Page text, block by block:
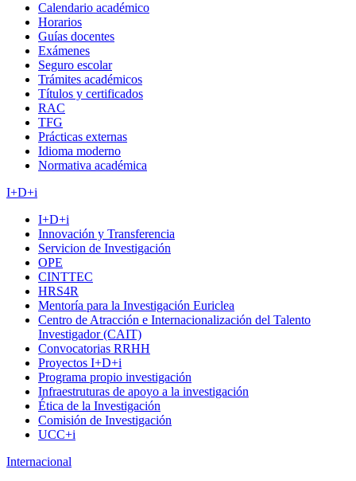
Calendario académico
Horarios
Guías docentes
Exámenes
Seguro escolar
Trámites académicos
Títulos y certificados
RAC
TFG
Prácticas externas
Idioma moderno
Normativa académica
I+D+i
I+D+i
Innovación y Transferencia
Servicion de Investigación
OPE
CINTTEC
HRS4R
Mentoría para la Investigación Euriclea
Centro de Atracción e Internacionalización del Talento
Investigador (CAIT)
Convocatorias RRHH
Proyectos I+D+i
Programa propio investigación
Infraestruturas de apoyo a la investigación
Ética de la Investigación
Comisión de Investigación
UCC+i
Internacional